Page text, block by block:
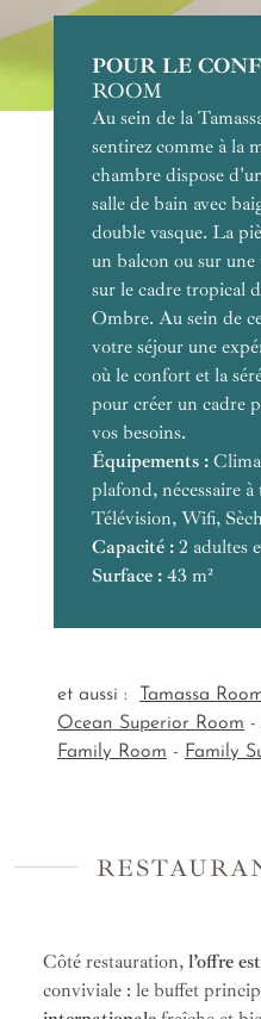
POUR LE
ROOM
Au sein de la
sentirez comme à la
chambre dispose
salle de bain avec
double vasque. La
un balcon ou sur
sur le cadre tropical
Ombre. Au sein de
votre séjour une
où le confort et la
pour créer un cadre
vos besoins.
Équipements :
plafond, nécessaire
Télévision, Wifi,
Capacité :2 adultes
Surface :43 m²
POUR LES
Équipements :
Capacité :
Surface :
POUR LES
Équipements :
Capacité :
Surface :
NOTRE COUP
Équipements :
Surface :
POUR LES
Équipements :
Capacité :
Surface :
POUR
Équipements :
Capacité :
et aussi : Tamassa
Ocean Superior Room -
Family Room - Family
Côté restauration, l’offre
conviviale : le buffet